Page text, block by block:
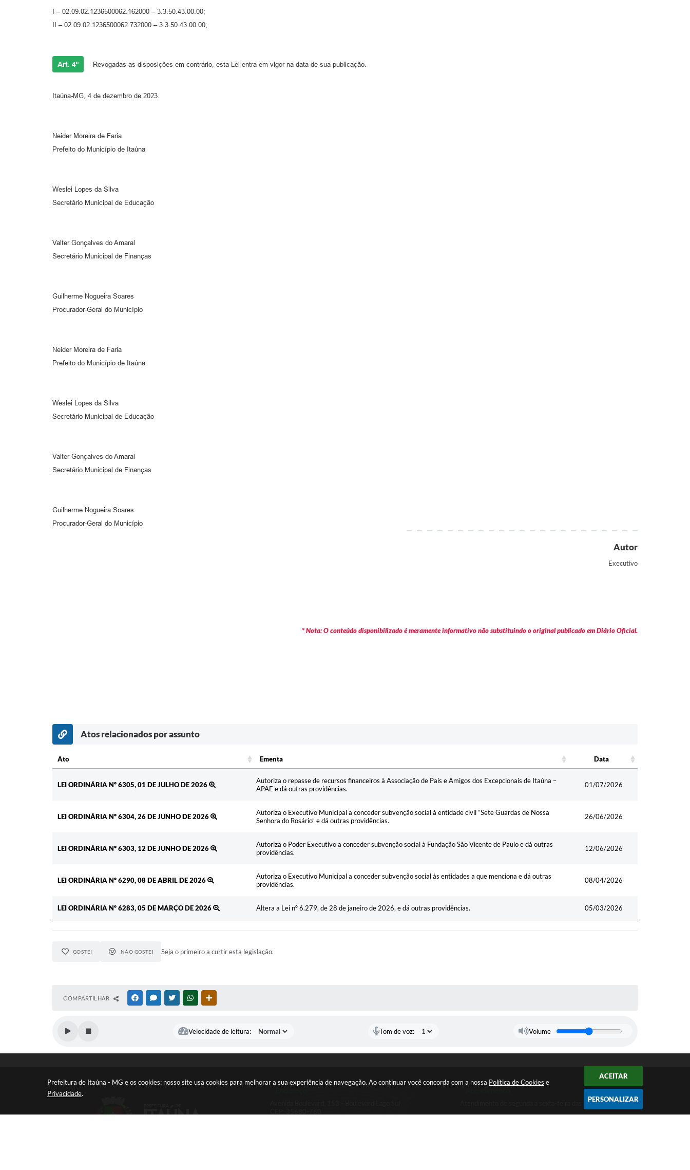
Prefeitura de Itaúna - MG e os cookies: nosso site usa cookies para melhorar a sua experiência de navegação. Ao continuar você concorda com a nossa Política de Cookies e
Privacidade.
ACEITAR
PERSONALIZAR
I – 02.09.02.1236500062.162000 – 3.3.50.43.00.00;
II – 02.09.02.1236500062.732000 – 3.3.50.43.00.00;
Art. 4º Revogadas as disposições em contrário, esta Lei entra em vigor na data de sua publicação.
Itaúna-MG, 4 de dezembro de 2023.
Neider Moreira de Faria
Prefeito do Município de Itaúna
Weslei Lopes da Silva
Secretário Municipal de Educação
Valter Gonçalves do Amaral
Secretário Municipal de Finanças
Guilherme Nogueira Soares
Procurador-Geral do Município
Neider Moreira de Faria
Prefeito do Município de Itaúna
Weslei Lopes da Silva
Secretário Municipal de Educação
Valter Gonçalves do Amaral
Secretário Municipal de Finanças
Guilherme Nogueira Soares
Procurador-Geral do Município
Autor
Executivo
* Nota: O conteúdo disponibilizado é meramente informativo não substituindo o original publicado em Diário Oficial.
Atos relacionados por assunto
Ato Ementa
Data
LEI ORDINÁRIA Nº 6305, 01 DE JULHO DE 2026
Autoriza o repasse de recursos financeiros à Associação de Pais e Amigos dos Excepcionais de Itaúna –
APAE e dá outras providências.
01/07/2026
LEI ORDINÁRIA Nº 6304, 26 DE JUNHO DE 2026
Autoriza o Executivo Municipal a conceder subvenção social à entidade civil “Sete Guardas de Nossa
Senhora do Rosário” e dá outras providências.
26/06/2026
LEI ORDINÁRIA Nº 6303, 12 DE JUNHO DE 2026
Autoriza o Poder Executivo a conceder subvenção social à Fundação São Vicente de Paulo e dá outras
providências.
12/06/2026
LEI ORDINÁRIA Nº 6290, 08 DE ABRIL DE 2026
Autoriza o Executivo Municipal a conceder subvenção social às entidades a que menciona e dá outras
providências.
08/04/2026
LEI ORDINÁRIA Nº 6283, 05 DE MARÇO DE 2026 Altera a Lei nº 6.279, de 28 de janeiro de 2026, e dá outras providências. 05/03/2026
GOSTEI NÃO GOSTEI Seja o primeiro a curtir esta legislação.
COMPARTILHAR FACEBOOKMESSENGER
TWITTERWHATSAPP
Velocidade de leitura: Tom de voz: Volume
Atendimento de segunda a sexta-feira das 8 às 16h